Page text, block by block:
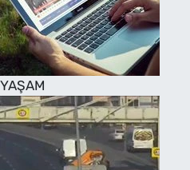
YAŞAM
SAĞLIK
TV REHBERİ